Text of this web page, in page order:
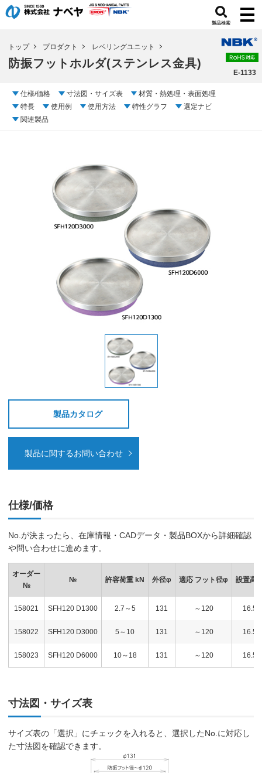
製品検索
トップ プロダクト レベリングユニット
防振フットホルダ(ステンレス金具)
E-1133
仕様/価格 寸法図・サイズ表
材質・熱処理・表面処理
特長
使用例 使用方法 特性グラフ
選定ナビ
関連製品
製品カタログ
製品に関するお問い合わせ
仕様/価格
No.が決まったら、在庫情報・CADデータ・製品BOXから詳細確認
や問い合わせに進めます。
オーダー
№
№ 許容荷重 kN 外径φ 適応 フット径φ 設置高
158021 SFH120 D1300 2.7～5 131 ～120 16.5
158022 SFH120 D3000 5～10 131 ～120 16.5
158023 SFH120 D6000 10～18 131 ～120 16.5
寸法図・サイズ表
サイズ表の「選択」にチェックを入れると、選択したNo.に対応し
た寸法図を確認できます。